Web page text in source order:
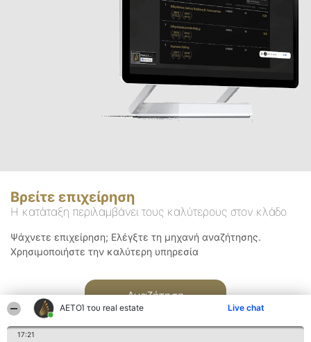
ΑΕΤΟΊ του real estate Live chat
17:21
Βρείτε επιχείρηση
Η κατάταξη περιλαμβάνει τους καλύτερους στον κλάδο
Ψάχνετε επιχείρηση; Ελέγξτε τη μηχανή αναζήτησης.
Χρησιμοποιήστε την καλύτερη υπηρεσία
Αναζήτηση